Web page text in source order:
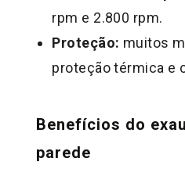
rpm e 2.800 rpm.
Proteção: muitos
proteção térmica e
Benefícios do
parede